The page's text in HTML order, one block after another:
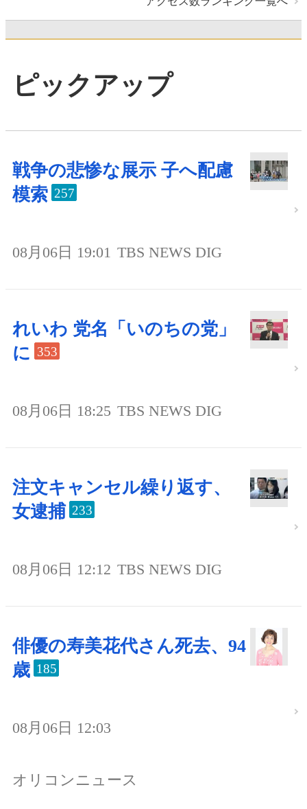
ピックアップ
戦争の悲惨な展示 子へ配慮
模索 257
08月06日 19:01 TBS NEWS DIG
れいわ 党名「いのちの党」
に 353
08月06日 18:25 TBS NEWS DIG
注文キャンセル繰り返す、
女逮捕 233
08月06日 12:12 TBS NEWS DIG
俳優の寿美花代さん死去、94
歳 185
08月06日 12:03
オリコンニュース